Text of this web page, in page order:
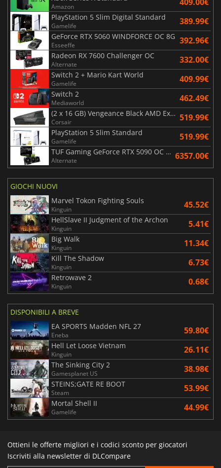
Amazon
PlayStation 5 Slim Digital Standard
Gamelife 389.99€
GeForce RTX 5060 WINDFORCE OC 8G
Esseeffe 392.96€
Radeon RX 7600 Challenger OC
Alternate 332.00€
Switch 2 + Mario Kart World
Gamelife 409.99€
Switch 2
Mediaworld 462.49€
(2 x 16 GB) Vengeance Black AMD Expo 6000 MHz - CAS 30
Corsair 519.99€
PlayStation 5 Slim Standard
Gamelife 519.99€
TUF Gaming GeForce RTX 5090 OC Edition 32GB
Alternate 6357.00€
GIOCHI NUOVI
Marvel Tokon Fighting Souls
Kinguin 45.52€
HellSlave II Judgment of the Archon
Kinguin 5.41€
Big Walk
Kinguin 11.34€
Kill The Shadow
Kinguin 6.73€
Retrowave 2
Kinguin 0.68€
DISPONIBILI A BREVE
EA SPORTS Madden NFL 27
Eneba 59.80€
Hell Let Loose Vietnam
Kinguin 26.11€
The Sinking City 2
Gamesplanet US 38.98€
STEINS;GATE RE BOOT
Steam 53.99€
Mortal Shell II
Gamelife 44.99€
Ottieni le offerte migliori e i codici sconto per giocatori
Iscriviti alla newsletter di DLCompare